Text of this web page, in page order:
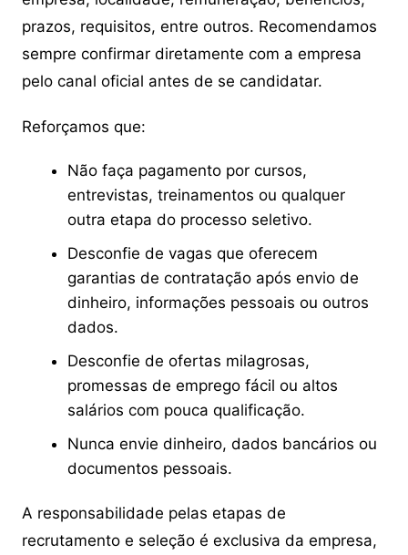
prazos, requisitos, entre outros. Recomendamos
sempre confirmar diretamente com a empresa
pelo canal oficial antes de se candidatar.
Reforçamos que:
Não faça pagamento por cursos,
entrevistas, treinamentos ou qualquer
outra etapa do processo seletivo.
Desconfie de vagas que oferecem
garantias de contratação após envio de
dinheiro, informações pessoais ou outros
dados.
Desconfie de ofertas milagrosas,
promessas de emprego fácil ou altos
salários com pouca qualificação.
Nunca envie dinheiro, dados bancários ou
documentos pessoais.
A responsabilidade pelas etapas de
recrutamento e seleção é exclusiva da empresa,